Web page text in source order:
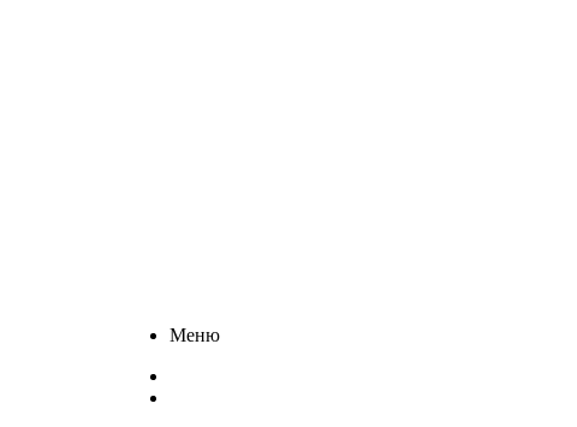
Меню